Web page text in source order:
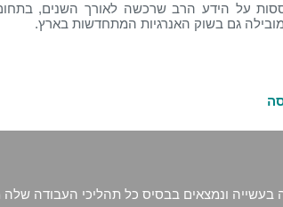
על הידע הרב שרכשה לאורך השנים,
גם בשוק האנרגיות המתחדשות בארץ.
ונמצאים בבסיס כל תהליכי העבודה שלה